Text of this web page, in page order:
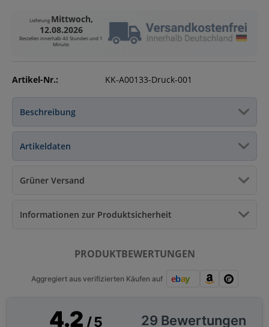
Lieferung Mittwoch,
12.08.2026
Bestellen innerhalb40 Stunden und 1
Minute.
Artikel-Nr.: KK-A00133-Druck-001
Beschreibung
Artikeldaten
Grüner Versand
Informationen zur Produktsicherheit
PRODUKTBEWERTUNGEN
Aggregiert aus verifizierten Käufen auf
4.2 / 5 29 Bewertungen